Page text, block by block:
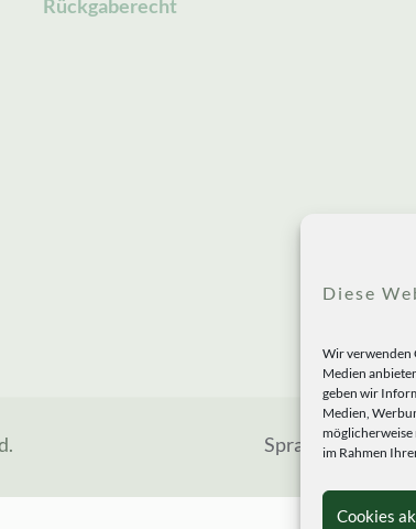
Diese
Wir verwenden
Medien
geben wir
Medien,
möglicherweise
im Rahmen
Cookies
Rückgaberecht
Sprachen